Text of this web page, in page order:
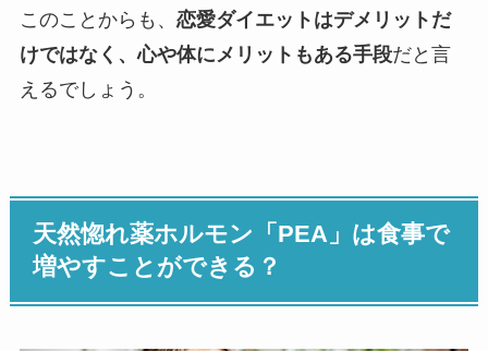
このことからも、 恋愛ダイエットはデメリットだ
けではなく、心や体にメリットもある手段だと言
えるでしょう。
天然惚れ薬ホルモン「PEA」は食事で
増やすことができる？